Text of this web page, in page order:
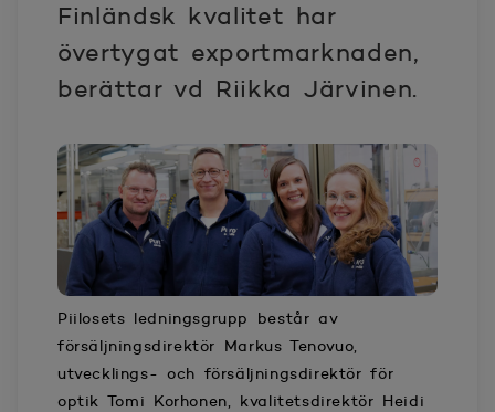
Finländsk kvalitet har
övertygat exportmarknaden,
berättar vd Riikka Järvinen.
Piilosets ledningsgrupp består av
försäljningsdirektör Markus Tenovuo,
utvecklings- och försäljningsdirektör för
optik Tomi Korhonen, kvalitetsdirektör Heidi